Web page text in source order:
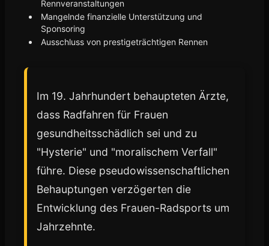
Rennveranstaltungen
Mangelnde finanzielle Unterstützung und
Sponsoring
Ausschluss von prestigeträchtigen Rennen
Im 19. Jahrhundert behaupteten Ärzte,
dass Radfahren für Frauen
gesundheitsschädlich sei und zu
"Hysterie" und "moralischem Verfall"
führe. Diese pseudowissenschaftlichen
Behauptungen verzögerten die
Entwicklung des Frauen-Radsports um
Jahrzehnte.